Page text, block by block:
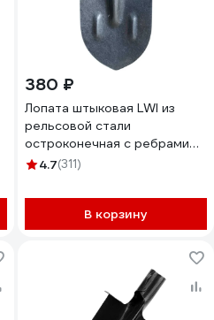
380 ₽
Лопата штыковая LWI из
рельсовой стали
остроконечная с ребрами
жесткости без черенка LWI-
4.7(311)
В корзину